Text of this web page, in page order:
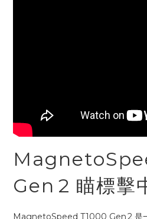
Gen 2 瞄標擊
MagnetoSpeed T1000 Gen 2 是